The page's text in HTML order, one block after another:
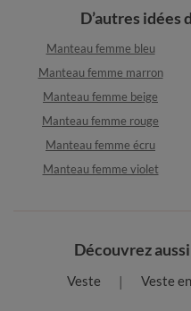
D’autres idées
Manteau femme bleu
Manteau femme marron
Manteau femme beige
Manteau femme rouge
Manteau femme écru
Manteau femme violet
Découvrez
Veste Veste